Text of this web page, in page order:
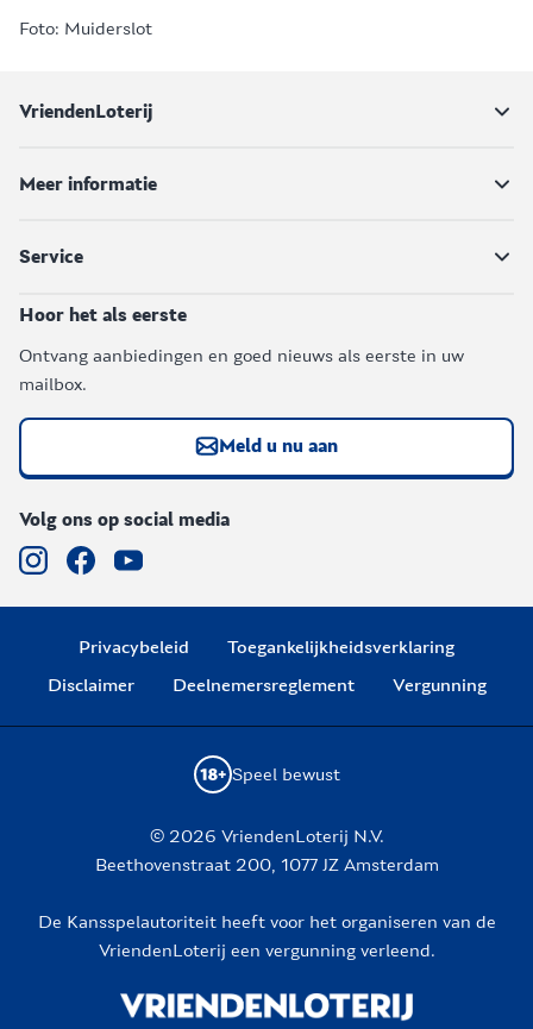
Foto: Muiderslot
VriendenLoterij
Meer informatie
Service
Hoor het als eerste
Ontvang aanbiedingen en goed nieuws als eerste in uw
mailbox.
Meld u nu aan
Volg ons op social media
Privacybeleid
Toegankelijkheidsverklaring
Disclaimer
Deelnemersreglement Vergunning
Speel bewust
© 2026 VriendenLoterij N.V.
Beethovenstraat 200, 1077 JZ Amsterdam
De Kansspelautoriteit heeft voor het organiseren van de
VriendenLoterij een vergunning verleend.